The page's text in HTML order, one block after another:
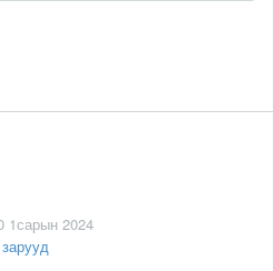
1сарын 2024